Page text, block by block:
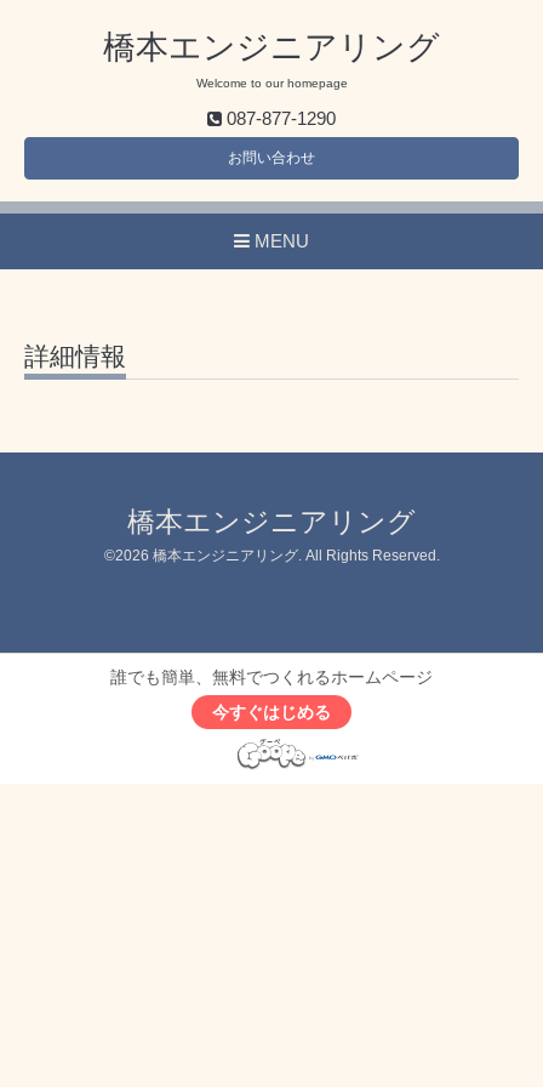
橋本エンジニアリング
Welcome to our homepage
087-877-1290
お問い合わせ
MENU
詳細情報
橋本エンジニアリング
©2026 橋本エンジニアリング. All Rights Reserved.
誰でも簡単、無料でつくれるホームページ
今すぐはじめる